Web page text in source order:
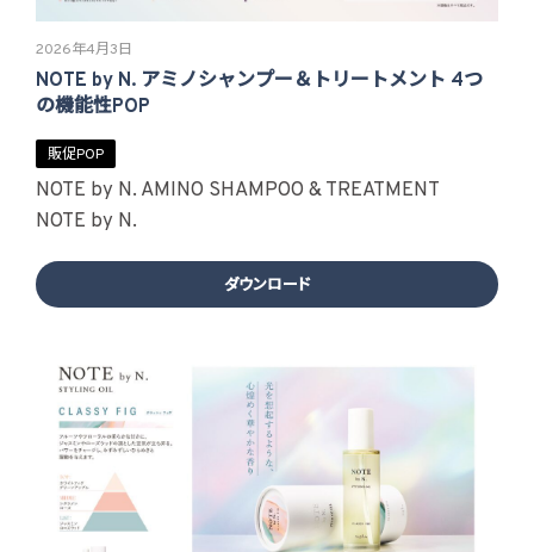
2026年4月3日
NOTE by N. アミノシャンプー＆トリートメント 4つ
の機能性POP
販促POP
NOTE by N. AMINO SHAMPOO & TREATMENT
NOTE by N.
ダウンロード